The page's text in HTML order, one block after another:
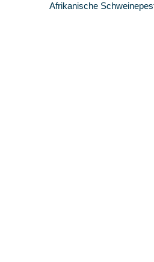
Afrikanische